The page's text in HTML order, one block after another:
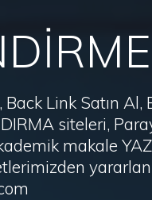
Link Satın
siteleri,
makale